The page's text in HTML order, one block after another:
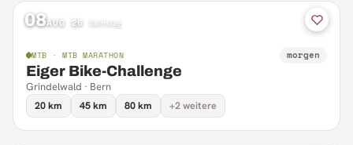
08AUG 26 Samstag
MTB · MTB MARATHON morgen
Eiger Bike-Challenge
Grindelwald · Bern
20 km
45 km 80 km +2 weitere